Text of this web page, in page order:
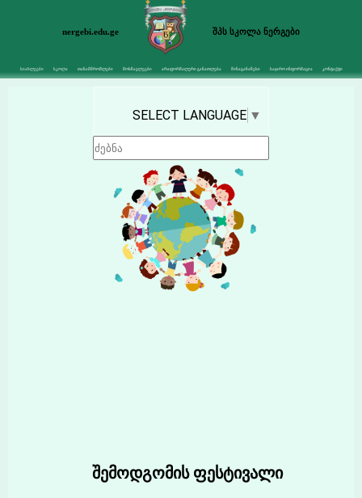
nergebi.edu.ge შპს სკოლა ნერგები
სიახლეები სკოლა თანამშრომლები მოსწავლეები არაფორმალური განათლება შინაგანაწესი საჯარო ინფორმაცია კონტაქტი
SELECT LANGUAGE ▼
შემოდგომის ფესტივალი